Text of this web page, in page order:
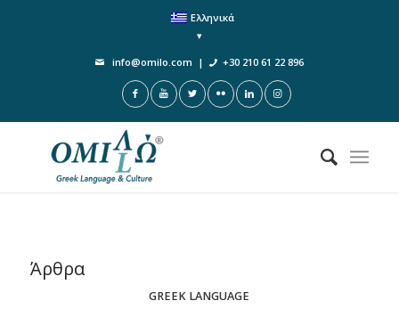
Ελληνικά
info@omilo.com | +30 210 61 22 896
Άρθρα
GREEK LANGUAGE